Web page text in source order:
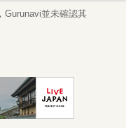
Gurunavi並未確認其